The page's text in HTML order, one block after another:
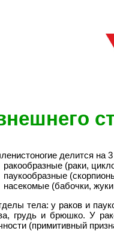
делится на
ракообразные (раки,
паукообразные
насекомые (бабочки,
тела: у раков и
грудь и брюшко. У
(примитивный